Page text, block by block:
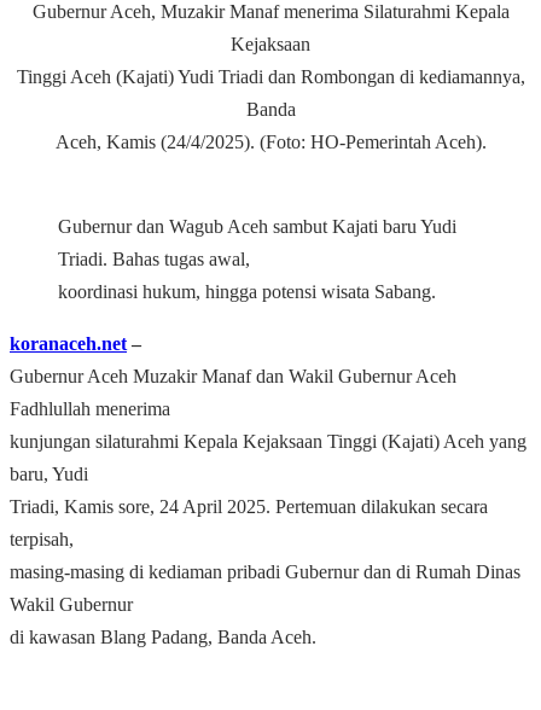
Gubernur Aceh, Muzakir Manaf menerima Silaturahmi Kepala
Kejaksaan
Tinggi Aceh (Kajati) Yudi Triadi dan Rombongan di kediamannya,
Banda
Aceh, Kamis (24/4/2025). (Foto: HO-Pemerintah Aceh).
Gubernur dan Wagub Aceh sambut Kajati baru Yudi
Triadi. Bahas tugas awal,
koordinasi hukum, hingga potensi wisata Sabang.
koranaceh.net –
Gubernur Aceh Muzakir Manaf dan Wakil Gubernur Aceh
Fadhlullah menerima
kunjungan silaturahmi Kepala Kejaksaan Tinggi (Kajati) Aceh yang
baru, Yudi
Triadi, Kamis sore, 24 April 2025. Pertemuan dilakukan secara
terpisah,
masing-masing di kediaman pribadi Gubernur dan di Rumah Dinas
Wakil Gubernur
di kawasan Blang Padang, Banda Aceh.